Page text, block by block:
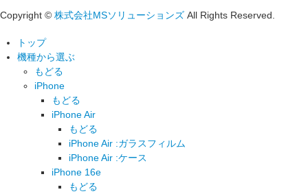
Copyright © 株式会社MSソリューションズ All Rights Reserved.
トップ
機種から選ぶ
もどる
iPhone
もどる
iPhone Air
もどる
iPhone Air :ガラスフィルム
iPhone Air :ケース
iPhone 16e
もどる